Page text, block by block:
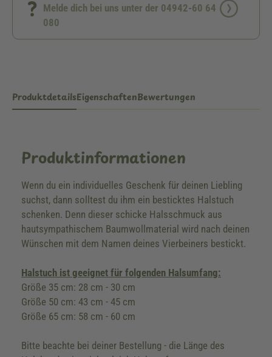
Melde dich bei uns unter der 04942-60 64
080
ProduktdetailsEigenschaftenBewertungen
Produktinformationen
Wenn du ein individuelles Geschenk für deinen Liebling
suchst, dann solltest du ihm ein besticktes Halstuch
schenken. Denn dieser schicke Halsschmuck aus
hautsympathischem Baumwollmaterial wird nach deinen
Wünschen mit dem Namen deines Vierbeiners bestickt.
Halstuch ist geeignet für folgenden Halsumfang:
Größe 35 cm: 28 cm - 30 cm
Größe 50 cm: 43 cm - 45 cm
Größe 65 cm: 58 cm - 60 cm
Bitte beachte bei deiner Bestellung - die Länge des